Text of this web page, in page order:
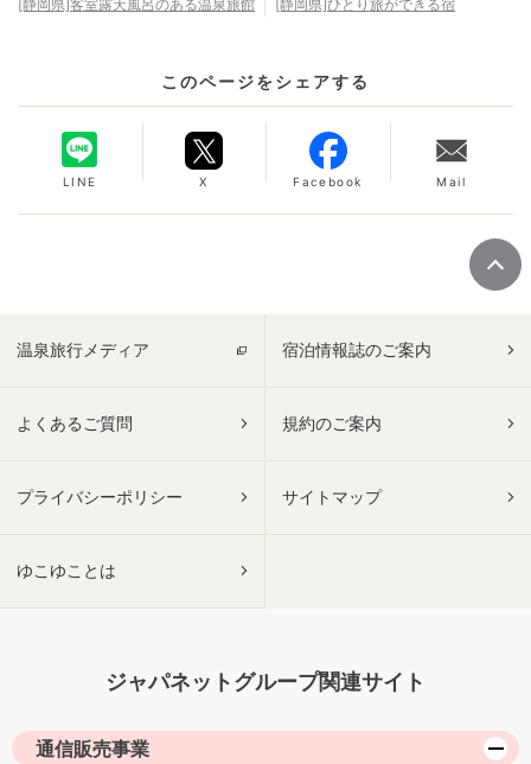
[静岡県]客室露天風呂のある温泉旅館
[静岡県]ひとり旅ができる宿
このページをシェアする
LINE X Facebook Mail
温泉旅行メディア 宿泊情報誌のご案内
よくあるご質問 規約のご案内
プライバシーポリシー サイトマップ
ゆこゆことは
ジャパネットグループ関連サイト
通信販売事業